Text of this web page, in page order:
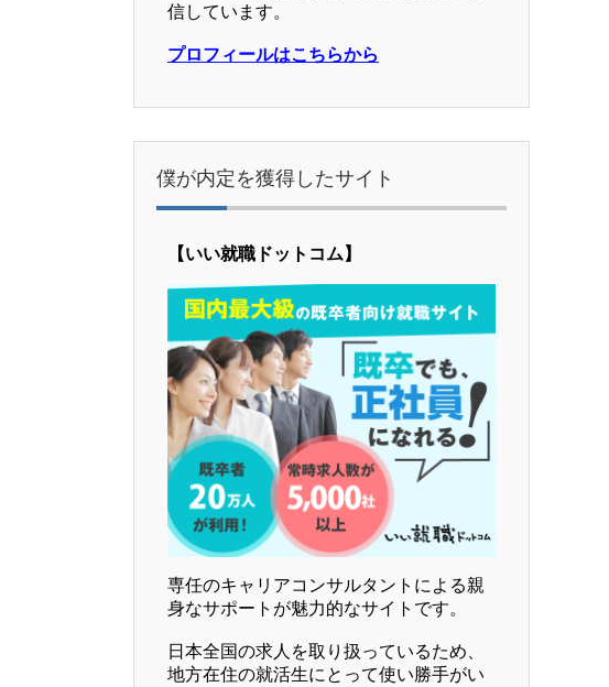
信しています。
プロフィールはこちらから
僕が内定を獲得したサイト
【いい就職ドットコム】
専任のキャリアコンサルタントによる親
身なサポートが魅力的なサイトです。
日本全国の求人を取り扱っているため、
地方在住の就活生にとって使い勝手がい